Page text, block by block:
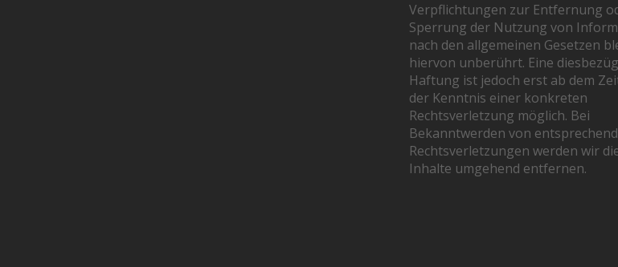
Verpflichtungen zur Entfernung
Sperrung der Nutzung von
nach den allgemeinen Gesetzen
hiervon unberührt. Eine
Haftung ist jedoch erst ab dem
der Kenntnis einer konkreten
Rechtsverletzung möglich. Bei
Bekanntwerden von
Rechtsverletzungen werden wir
Inhalte umgehend entfernen.